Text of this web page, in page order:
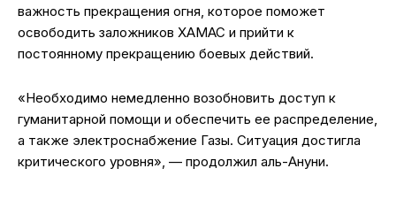
важность прекращения огня, которое поможет
освободить заложников ХАМАС и прийти к
постоянному прекращению боевых действий.
«Необходимо немедленно возобновить доступ к
гуманитарной помощи и обеспечить ее распределение,
а также электроснабжение Газы. Ситуация достигла
критического уровня», — продолжил аль-Ануни.